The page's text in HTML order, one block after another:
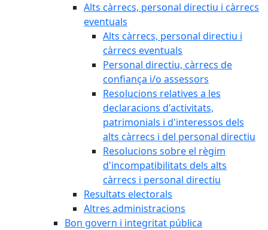
Alts càrrecs, personal directiu i càrrecs
eventuals
Alts càrrecs, personal directiu i
càrrecs eventuals
Personal directiu, càrrecs de
confiança i/o assessors
Resolucions relatives a les
declaracions d'activitats,
patrimonials i d'interessos dels
alts càrrecs i del personal directiu
Resolucions sobre el règim
d'incompatibilitats dels alts
càrrecs i personal directiu
Resultats electorals
Altres administracions
Bon govern i integritat pública